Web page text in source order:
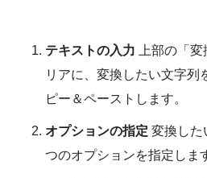
テキストの入力 上部の「変
リアに、変換したい文字列
ピー＆ペーストします。
オプションの指定 変換した
つのオプションを指定しま